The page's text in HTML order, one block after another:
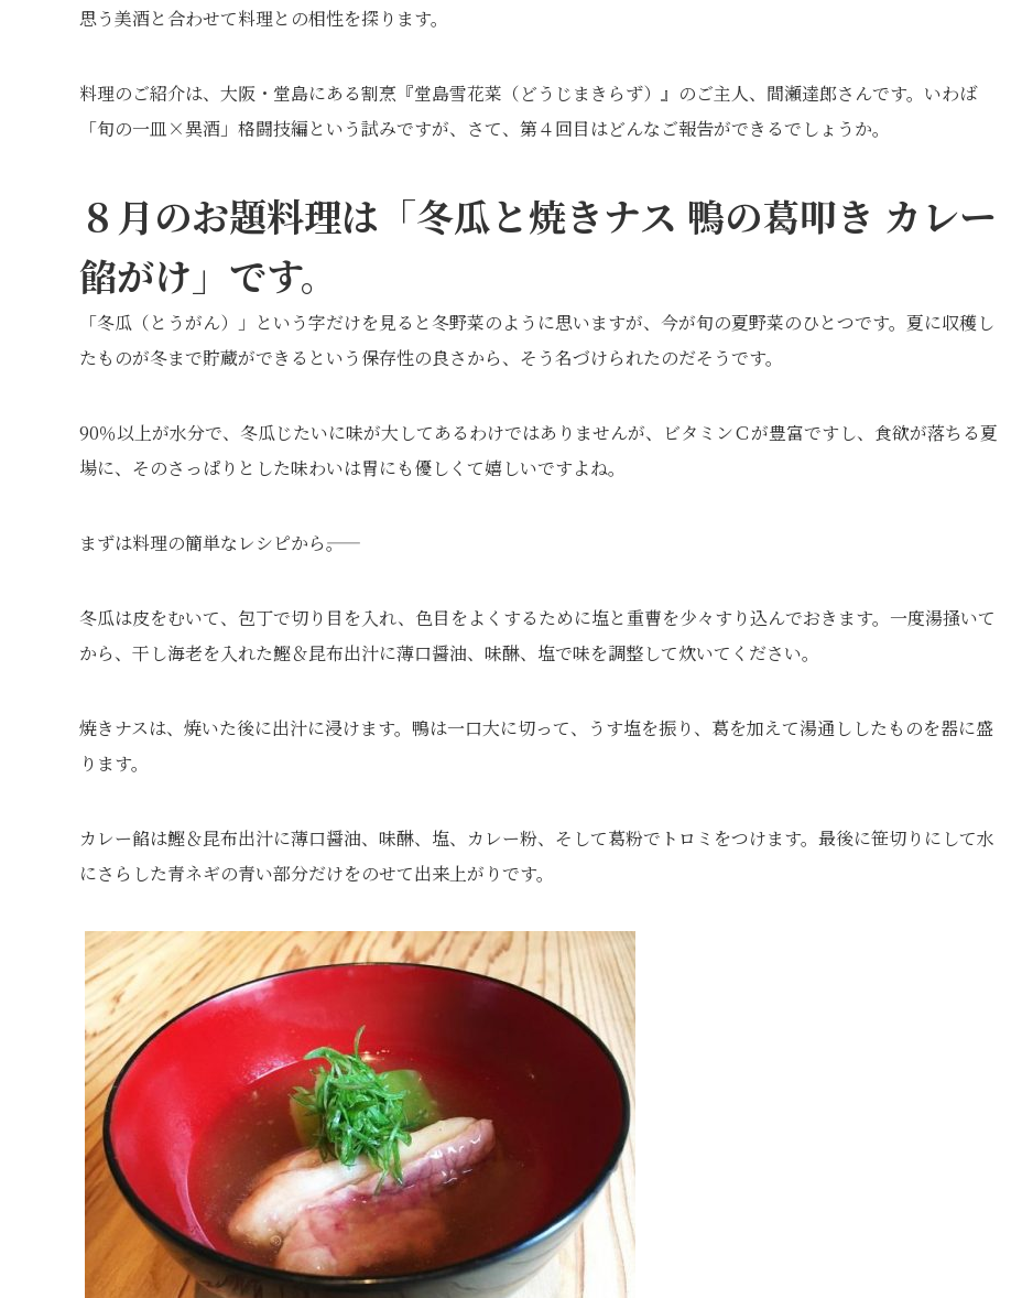
思う美酒と合わせて料理との相性を探ります。
料理のご紹介は、大阪・堂島にある割烹『堂島雪花菜（どうじまきらず）』のご主人、間瀬達郎さんです。いわば
「旬の一皿×異酒」格闘技編という試みですが、さて、第４回目はどんなご報告ができるでしょうか。
８月のお題料理は 「冬瓜と焼きナス 鴨の葛叩き カレー
餡がけ」 です。
「冬瓜（とうがん）」という字だけを見ると冬野菜のように思いますが、今が旬の夏野菜のひとつです。夏に収穫し
たものが冬まで貯蔵ができるという保存性の良さから、そう名づけられたのだそうです。
90％以上が水分で、冬瓜じたいに味が大してあるわけではありませんが、ビタミンＣが豊富ですし、食欲が落ちる夏
場に、そのさっぱりとした味わいは胃にも優しくて嬉しいですよね。
まずは料理の簡単なレシピから――。
冬瓜は皮をむいて、包丁で切り目を入れ、色目をよくするために塩と重曹を少々すり込んでおきます。一度湯掻いて
から、干し海老を入れた鰹＆昆布出汁に薄口醤油、味醂、塩で味を調整して炊いてください。
焼きナスは、焼いた後に出汁に浸けます。鴨は一口大に切って、うす塩を振り、葛を加えて湯通ししたものを器に盛
ります。
カレー餡は鰹＆昆布出汁に薄口醤油、味醂、塩、カレー粉、そして葛粉でトロミをつけます。最後に笹切りにして水
にさらした青ネギの青い部分だけをのせて出来上がりです。